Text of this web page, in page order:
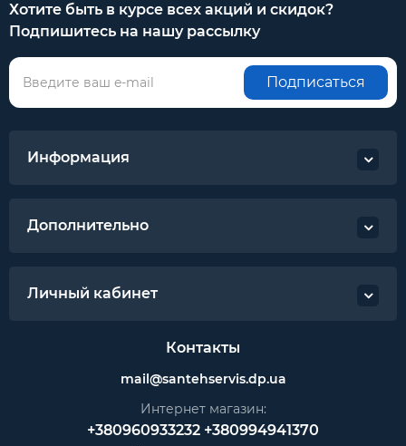
Хотите быть в курсе всех акций и скидок?
Подпишитесь на нашу рассылку
Подписаться
Информация
Дополнительно
Личный кабинет
Контакты
mail@santehservis.dp.ua
Интернет магазин:
+380960933232 +380994941370